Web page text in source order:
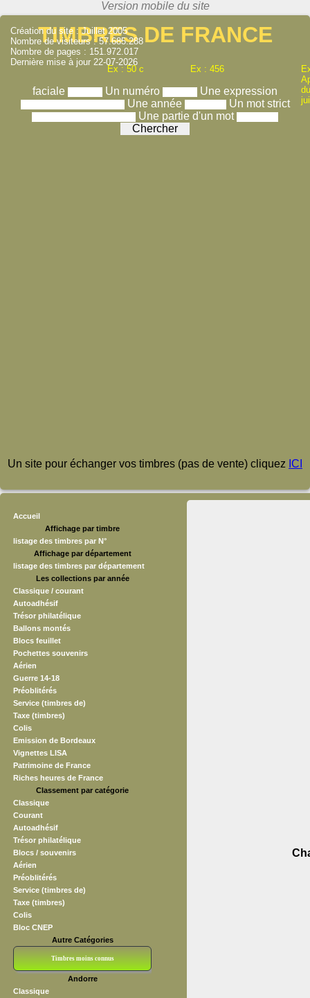
TIMBRES DE FRANCE
Ex : 50 c Ex : 456
faciale Un numéro
Une expression
Une année
Un mot strict
Une partie d'un mot
Création du site : Juillet 2005
Nombre de visiteurs : 57.685.288
Nombre de pages : 151.972.017
Dernière mise à jour 22-07-2026
Un site pour échanger vos timbres (pas de vente) cliquez ICI
Accueil
Affichage par timbre
listage des timbres par N°
Affichage par département
listage des timbres par département
Les collections par année
Classique / courant
Autoadhésif
Trésor philatélique
Ballons montés
Blocs feuillet
Pochettes souvenirs
Aérien
Guerre 14-18
Préoblitérés
Service (timbres de)
Taxe (timbres)
Colis
Emission de Bordeaux
Vignettes LISA
Patrimoine de France
Riches heures de France
Classement par catégorie
Classique
Courant
Autoadhésif
Trésor philatélique
Blocs / souvenirs
Aérien
Préoblitérés
Service (timbres de)
Taxe (timbres)
Colis
Bloc CNEP
Autre Catégories
Timbres moins connus
Andorre
Classique